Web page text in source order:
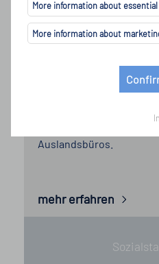
More information about
More information about
mehr erfahren
Unsere Spezialisten für
lassen höchste
Deutschland und
Auslandsbüros.
mehr erfahren